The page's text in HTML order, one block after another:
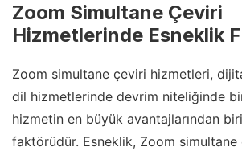
Zoom Simultane Çeviri
Hizmetlerinde Esneklik
Zoom simultane çeviri hizmetleri,
dil hizmetlerinde devrim niteliğinde
hizmetin en büyük avantajlarından
faktörüdür. Esneklik, Zoom